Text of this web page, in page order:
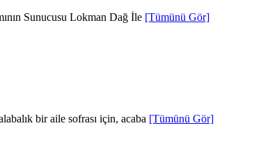
Sunucusu Lokman Dağ İle [Tümünü Gör]
bir aile sofrası için, acaba [Tümünü Gör]